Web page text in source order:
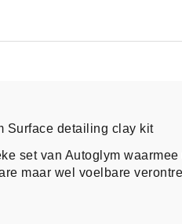
Surface detailing clay kit
set van Autoglym
maar wel voelbare